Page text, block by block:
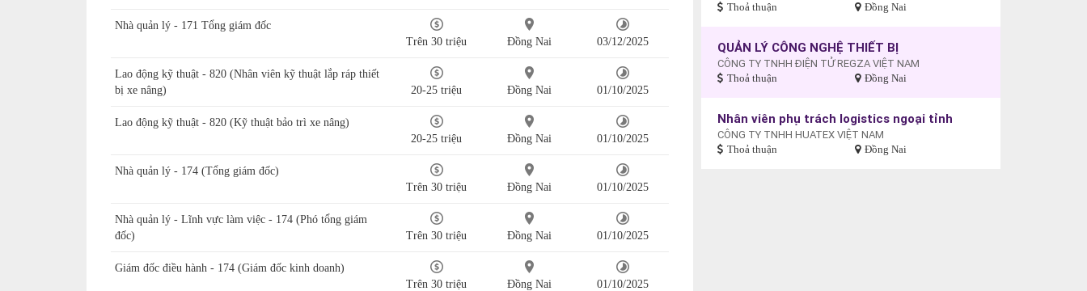
Nhà quản lý - 171 Tổng giám đốc
Trên 30 triệu
Đồng Nai 03/12/2025
Lao động kỹ thuật - 820 (Nhân viên kỹ thuật lắp ráp thiết
bị xe nâng)
20-25 triệu Đồng Nai 01/10/2025
Lao động kỹ thuật - 820 (Kỹ thuật bảo trì xe nâng)
20-25 triệu
Đồng Nai 01/10/2025
Nhà quản lý - 174 (Tổng giám đốc)
Trên 30 triệu
Đồng Nai 01/10/2025
Nhà quản lý - Lĩnh vực làm việc - 174 (Phó tổng giám
đốc)
Trên 30 triệu Đồng Nai 01/10/2025
Giám đốc điều hành - 174 (Giám đốc kinh doanh)
Trên 30 triệu
Đồng Nai 01/10/2025
Thoả thuận Đồng Nai
QUẢN LÝ CÔNG NGHỆ THIẾT BỊ
CÔNG TY TNHH ĐIỆN TỬ REGZA VIỆT NAM
Thoả thuận Đồng Nai
Nhân viên phụ trách logistics ngoại tỉnh
CÔNG TY TNHH HUATEX VIỆT NAM
Thoả thuận Đồng Nai